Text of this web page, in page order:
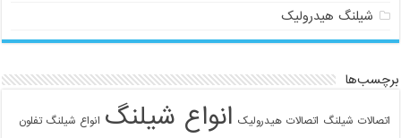
شیلنگ هیدرولیک
برچسب‌ها
اتصالات شیلنگ اتصالات هیدرولیک انواع شیلنگ انواع شیلنگ تفلون